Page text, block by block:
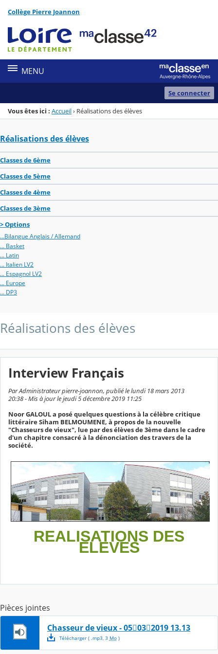
Menu de la rubrique
Contenu
Collège Pierre Joannon
MENU
Se connecter
Vous êtes ici : Accueil› Réalisations des élèves
Réalisations des élèves
Classes de 6ème
Classes de 5ème
Classes de 4ème
Classes de 3ème
> Options
...Bilangue Anglais / Allemand
... Basket
... Latin
... Italien LV2
... Espagnol LV2
... Europe
... DP3
Réalisations des élèves
Interview Français
Par Administrateur pierre-joannon, publié le lundi 18 mars 2013
20:38 - Mis à jour le jeudi 5 décembre 2019 11:25
Noor GALOUL a posé quelques questions à la célèbre critique
littéraire Siham BELMOUMENE, à propos de la nouvelle
"Chasseurs de vieux", lue par des élèves de 3ème dans le cadre
d'un chapitre consacré à la dénonciation des travers de la
société.
REALISATIONS DES
ELEVES
Pièces jointes
Chasseur de vieux - 05032019 13.13
Télécharger( .mp3, 3 Mo)